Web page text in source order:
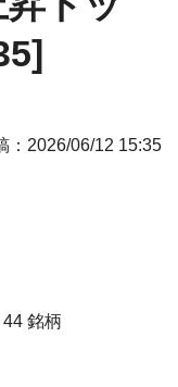
： 2026/06/12 15:35
銘柄